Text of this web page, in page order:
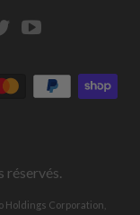
Strapcode
TwitterYouTube
réservés.
Holdings Corporation,